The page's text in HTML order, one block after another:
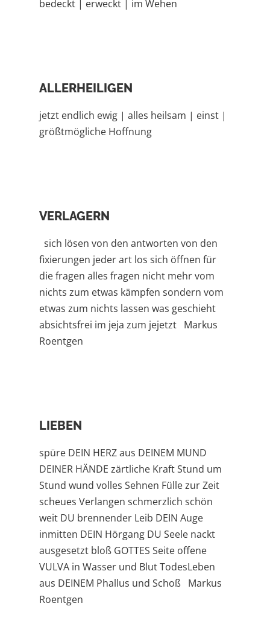
bedeckt | erweckt | im Wehen
ALLERHEILIGEN
jetzt endlich ewig | alles heilsam | einst |
größtmögliche Hoffnung
VERLAGERN
sich lösen von den antworten von den
fixierungen jeder art los sich öffnen für
die fragen alles fragen nicht mehr vom
nichts zum etwas kämpfen sondern vom
etwas zum nichts lassen was geschieht
absichtsfrei im jeja zum jejetzt Markus
Roentgen
LIEBEN
spüre DEIN HERZ aus DEINEM MUND
DEINER HÄNDE zärtliche Kraft Stund um
Stund wund volles Sehnen Fülle zur Zeit
scheues Verlangen schmerzlich schön
weit DU brennender Leib DEIN Auge
inmitten DEIN Hörgang DU Seele nackt
ausgesetzt bloß GOTTES Seite offene
VULVA in Wasser und Blut TodesLeben
aus DEINEM Phallus und Schoß Markus
Roentgen